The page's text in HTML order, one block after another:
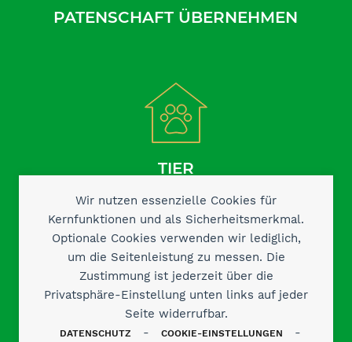
Wir nutzen essenzielle Cookies für
Kernfunktionen und als Sicherheitsmerkmal.
Optionale Cookies verwenden wir lediglich,
um die Seitenleistung zu messen. Die
Zustimmung ist jederzeit über die
Privatsphäre-Einstellung unten links auf jeder
Seite widerrufbar.
DATENSCHUTZ - COOKIE-EINSTELLUNGEN -
PATENSCHAFT ÜBERNEHMEN
TIER